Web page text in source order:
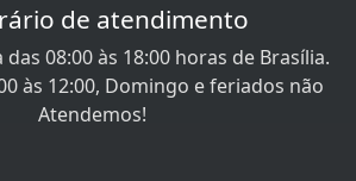
de atendimento
das 08:00 às 18:00 horas de Brasília.
às 12:00, Domingo e feriados não
Atendemos!